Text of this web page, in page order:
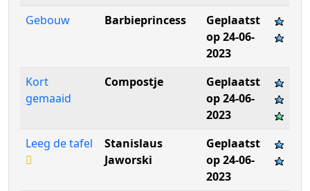
Gebouw
Barbieprincess
Geplaatst
op 24-06-
2023
Kort
gemaaid
Compostje
Geplaatst
op 24-06-
2023
Leeg de tafel
Stanislaus
Jaworski
Geplaatst
op 24-06-
2023